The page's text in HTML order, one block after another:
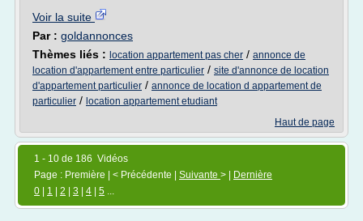
Voir la suite
Par : goldannonces
Thèmes liés : location appartement pas cher / annonce de
location d'appartement entre particulier / site d'annonce de location
d'appartement particulier / annonce de location d appartement de
particulier / location appartement etudiant
Haut de page
1 - 10 de 186 Vidéos
Page : Première | < Précédente | Suivante > |
Dernière
0
1 2 3 4 5 ...